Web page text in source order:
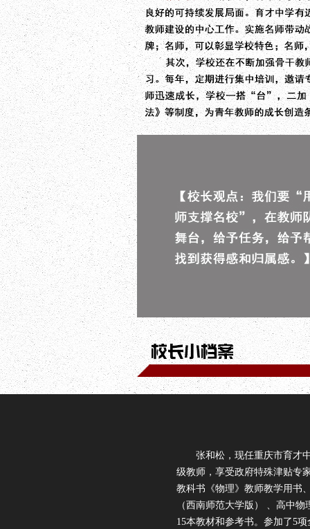
张和松，现任重庆市育才中
级教师，享受政府特殊津贴专
教科书《物理》教师教学用书
（西南师范大学版） 、高中
15本教材和参考书。参加了5